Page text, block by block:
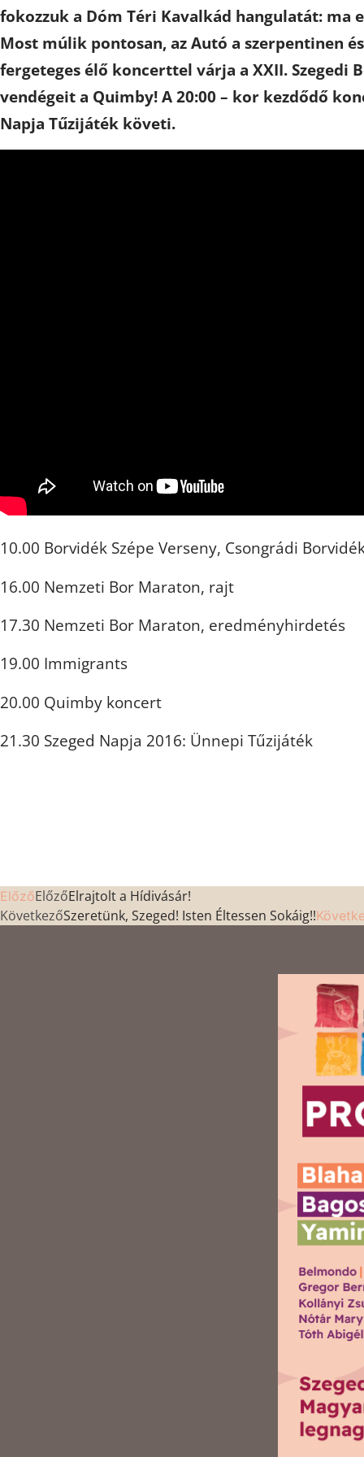
fokozzuk a Dóm Téri Kavalkád hangulatát: ma
Most múlik pontosan, az Autó a szerpentinen
fergeteges élő koncerttel várja a XXII. Szegedi
vendégeit a Quimby! A 20:00 – kor kezdődő
Napja Tűzijáték követi.
10.00 Borvidék Szépe Verseny, Csongrádi
16.00 Nemzeti Bor Maraton, rajt
17.30 Nemzeti Bor Maraton, eredményhirdetés
19.00 Immigrants
20.00 Quimby koncert
21.30 Szeged Napja 2016: Ünnepi Tűzijáték
ElőzőElőzőElrajtolt a Hídivásár!
KövetkezőSzeretünk, Szeged! Isten Éltessen Sokáig!!